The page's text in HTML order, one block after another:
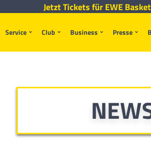
Service Club Business Presse
Jetzt Tickets für EWE